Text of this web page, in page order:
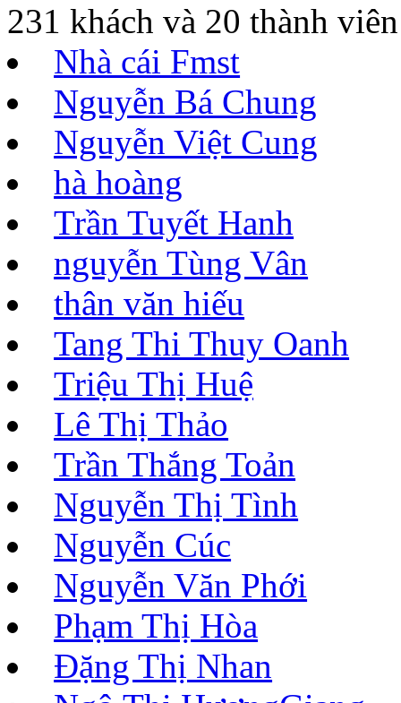
231 khách và 20 thành viên
Nhà cái Fmst
Nguyễn Bá Chung
Nguyễn Việt Cung
hà hoàng
Trần Tuyết Hanh
nguyễn Tùng Vân
thân văn hiếu
Tang Thi Thuy Oanh
Triệu Thị Huệ
Lê Thị Thảo
Trần Thắng Toản
Nguyễn Thị Tình
Nguyễn Cúc
Nguyễn Văn Phới
Phạm Thị Hòa
Đặng Thị Nhan